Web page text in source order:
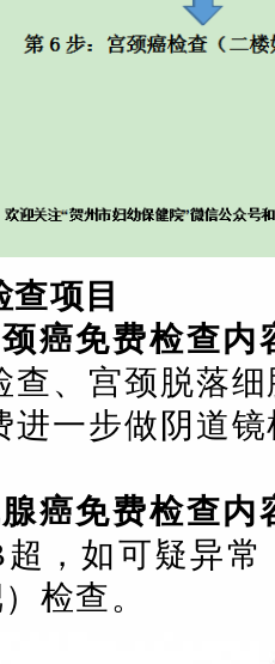
项目
颈癌免费检查内
查、宫颈脱落
进一步做阴道
腺癌免费检查内
，如可疑异
检查。